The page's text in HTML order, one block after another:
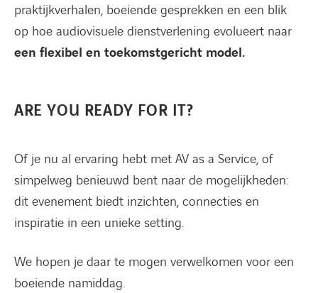
praktijkverhalen, boeiende gesprekken en een blik
op hoe audiovisuele dienstverlening evolueert naar
een flexibel en toekomstgericht model.
ARE YOU READY FOR IT?
Of je nu al ervaring hebt met AV as a Service, of
simpelweg benieuwd bent naar de mogelijkheden:
dit evenement biedt inzichten, connecties en
inspiratie in een unieke setting.
We hopen je daar te mogen verwelkomen voor een
boeiende namiddag.